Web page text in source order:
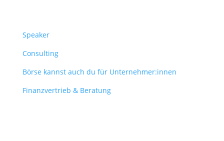
Speaker
Consulting
Börse kannst auch du für Unternehmer:innen
Finanzvertrieb & Beratung